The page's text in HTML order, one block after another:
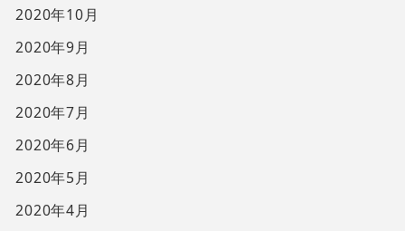
2020年10月
2020年9月
2020年8月
2020年7月
2020年6月
2020年5月
2020年4月